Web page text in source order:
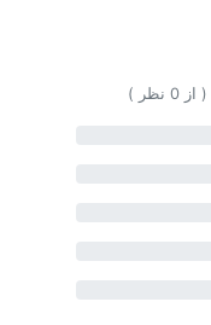
( از 0 نظر )